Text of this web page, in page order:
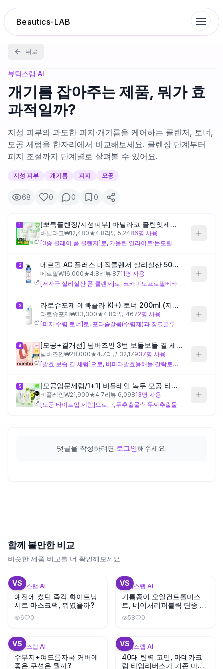
Beautics-LAB
랭킹
성분분석
나의 스킨케어
대화 이력
제품비교
Login
뒤로
뷰틱스랩 AI
개기름 잡아주는 제품, 뭐가 효
과적일까?
지성 피부의 과도한 피지·개기름을 케어하는 클렌저, 토너,
모공 세럼을 한자리에서 비교해보세요. 클렌징 단계부터
피지 조절까지 단계별로 살펴볼 수 있어요.
지성 피부 개기름 피지 모공
68 0 0 0
1 [뽀득클렌징/지성피부] 바닐라코 클린잇제로 포어 클래리파잉 폼 클렌저 150ml 더블기획
바닐라코₩12,480★4.8리뷰 5,2486명 사용
[3중 클레이 폼 클렌저]로, 카올린·일라이트·몬모릴로나이트 3종 클레이 성분이 세안 과정에서 모공 속 피지를 흡착하도록 설계되어 있어 개기름이 많은 지성 피부의 세정 단계 관리에 초점이 맞춰진 제품이에요. 카프릴로일살리실릭애씨드와 글루코노락톤이 각질 케어도 함께 담당해 피지와 묵은 각질을 동시에 정리하려는 설계 의도가 보여요. 다만 클레이 복합 세정력이 강한 편이라, 지성이라도 건조함이 동반되는 경우라면 세안 후 당김이 느껴질 수 있으니 주의가 필요해요.
2 메르필 AC 플러스 매직클렌저 살리실산 500g (지성 피부)
메르필₩16,000★4.8리뷰 8711명 사용
[저자극 살리실산 폼 클렌저]로, 코카미도프로필베타인·다이소듐코코암포다이아세테이트 등 양쪽성 계면활성제를 기반으로 지성 피부를 위한 세정력과 부드러운 사용감을 함께 고려한 구성이에요. 알란토인·알로에베라잎추출물 등 피부 컨디셔닝 성분이 포함되어 세정 후 자극을 줄이려는 설계 의도가 읽히며, 개기름이 많지만 세정 후 당김이나 자극에도 예민한 지성 피부에 잘 맞는 제형이에요. 다만 에탄올이 함유되어 있어 자극에 민감한 편이라면 초기 반응을 확인하며 사용하는 것이 좋아요.
3 라로슈포제 에빠끌라 K(+) 토너 200ml (지성 피부)
라로슈포제₩33,300★4.8리뷰 4672명 사용
[피지 수렴 토너]로, 포타슘알룸(수렴제)과 징크글루코네이트가 모공 수렴과 피지 조절을 동시에 담당하도록 설계된 지성 전용 토너예요. 변성알코올·실리카·마그네슘알루미늄실리케이트가 유분을 빠르게 정리하고, 락틱애씨드가 각질 케어까지 더해 세안 후 피지 관리 단계에 적합한 구성이에요. 수렴성 성분과 알코올 조합이 집중적인 만큼 지성이라도 민감도가 높은 피부라면 사용 초반에 자극 여부를 확인하며 쓰는 것이 좋아요.
4 [모공+결개선] 넘버즈인 3번 보들보들 결 세럼 50ml 리필기획 (50ml+50ml)
넘버즈인₩28,000★4.7리뷰 32,17937명 사용
[발효 보습 결 세럼]으로, 비피다발효용해물·갈락토미세스발효여과물 등 발효 성분을 기반으로 피부결 개선과 보습에 초점을 맞춘 세럼이에요. 스쿠알란·판테놀·소듐하이알루로네이트 등 보습 성분이 풍부하며 트로폴론이 피부 컨디셔닝을 보조하는 구성으로, 피지 직접 억제보다는 피부 상태를 전반적으로 정돈하는 방향으로 설계된 제품이에요. 개기름 자체를 줄이는 것이 주 목표라면 설계 방향이 다소 다를 수 있으며, 스쿠알란 등 오일성 성분이 포함되어 있어 피지 분비가 매우 많은 지성 피부에서는 사용감이 무겁게 느껴질 수 있어요.
5 [모공입문세럼/1+1] 비플레인 녹두 모공 타이트업 세럼 30ml 1+1 기획
비플레인₩21,900★4.7리뷰 6,09813명 사용
[모공 타이트업 세럼]으로, 녹두추출물·녹두씨추출물을 주요 성분으로 모공 케어에 초점을 맞추고, 아크릴레이트계 고분자로 텍스처를 가볍게 유지해 지성 피부가 부담 없이 사용할 수 있는 제형으로 설계된 세럼이에요. 멘톡시프로판다이올이 청량감을 더하고 덱스트린이 피지 흡착을 보조하는 구성으로, 개기름이 고민인 지성 피부의 세럼 단계에 잘 맞는 가벼운 제형이에요. 다만 강한 피지 억제보다는 모공 정돈에 가까운 설계이므로, 피지 분비가 매우 많은 경우라면 세정·토너 단계의 피지 케어 제품과 함께 사용하는 것이 더 잘 맞을 수 있어요.
댓글을 작성하려면 로그인해주세요.
함께 볼만한 비교
비슷한 제품 비교를 더 확인해보세요
VS
뷰틱스랩 AI
예전에 썼던 즉각 화이트닝
시트 마스크팩, 뭐였을까?
6 0
VS
뷰틱스랩 AI
기름종이 오일컨트롤미스
트, 네이처리퍼블릭 단종 대
체템은?
58 0
VS
뷰틱스랩 AI
수부지+여드름자국 커버에
좋은 쿠션은 뭘까?
VS
뷰틱스랩 AI
40대 탄력 고민, 마데카크
림 타임리버스가 기존 마데